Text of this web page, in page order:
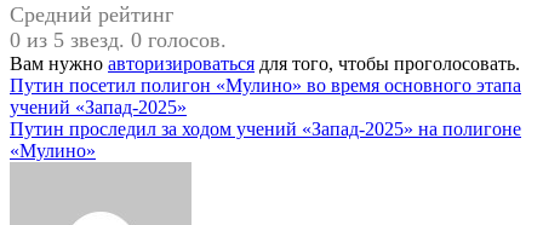
Средний рейтинг
0 из 5 звезд. 0 голосов.
Вам нужно авторизироваться для того, чтобы проголосовать.
Навигация
по
записям
Путин посетил полигон «Мулино» во время основного этапа
учений «Запад-2025»
Путин проследил за ходом учений «Запад-2025» на полигоне
«Мулино»